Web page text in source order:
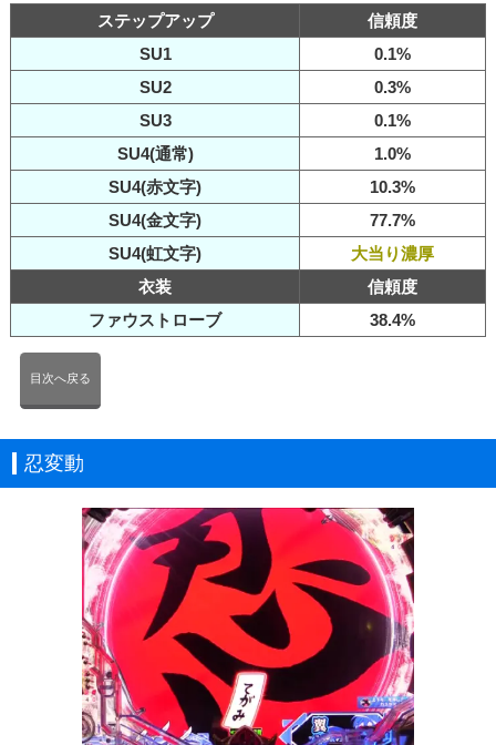
ステップアップ
信頼度
SU1
0.1%
SU2
0.3%
SU3
0.1%
SU4(通常)
1.0%
SU4(赤文字)
10.3%
SU4(金文字)
77.7%
SU4(虹文字)
大当り濃厚
衣装
信頼度
ファウストローブ
38.4%
目次へ戻る
忍変動